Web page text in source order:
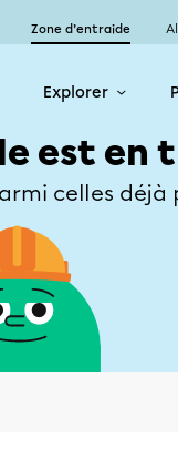
Zone d’entraide
Explorer
est en
celles déjà